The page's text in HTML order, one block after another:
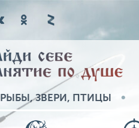
РЫБЫ, ЗВЕРИ, ПТИЦЫ